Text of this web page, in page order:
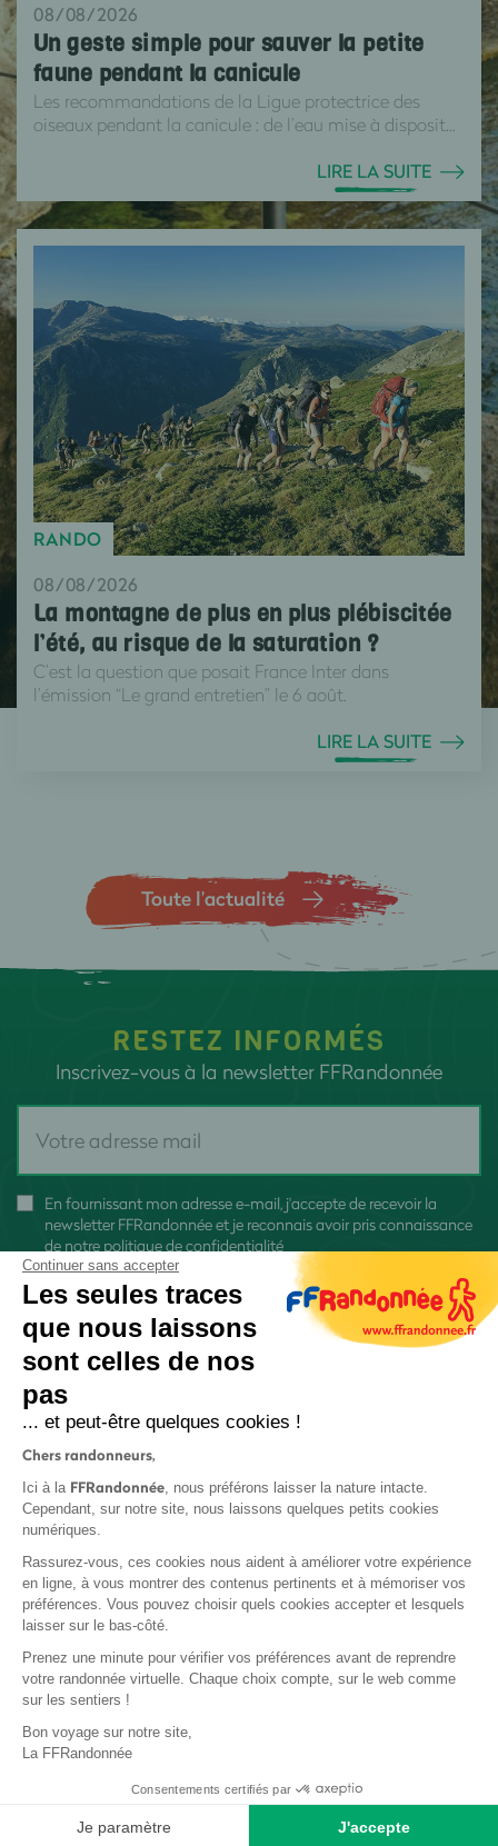
08/08/2026
Un geste simple pour sauver la petite
faune pendant la canicule
Les recommandations de la Ligue protectrice des
oiseaux pendant la canicule : de l’eau mise à disposit...
LIRE LA SUITE
RANDO
08/08/2026
La montagne de plus en plus plébiscitée
l’été, au risque de la saturation ?
C’est la question que posait France Inter dans
l’émission “Le grand entretien” le 6 août.
LIRE LA SUITE
Toute l’actualité
RESTEZ INFORMÉS
Inscrivez-vous à la newsletter FFRandonnée
En fournissant mon adresse e-mail, j'accepte de recevoir la
newsletter FFRandonnée et je reconnais avoir pris connaissance
de notre politique de confidentialité
Protection des données
Politique de confidentialité
Base documentaire
Continuer sans accepter
Les seules traces
que nous laissons
sont celles de nos
pas
... et peut-être quelques cookies !
Chers randonneurs,
Ici à la FFRandonnée, nous préférons laisser la nature intacte.
Cependant, sur notre site, nous laissons quelques petits cookies
numériques.
Rassurez-vous, ces cookies nous aident à améliorer votre expérience
en ligne, à vous montrer des contenus pertinents et à mémoriser vos
préférences. Vous pouvez choisir quels cookies accepter et lesquels
laisser sur le bas-côté.
Prenez une minute pour vérifier vos préférences avant de reprendre
votre randonnée virtuelle. Chaque choix compte, sur le web comme
sur les sentiers !
Bon voyage sur notre site,
La FFRandonnée
Consentements certifiés par
Je paramètre J'accepte